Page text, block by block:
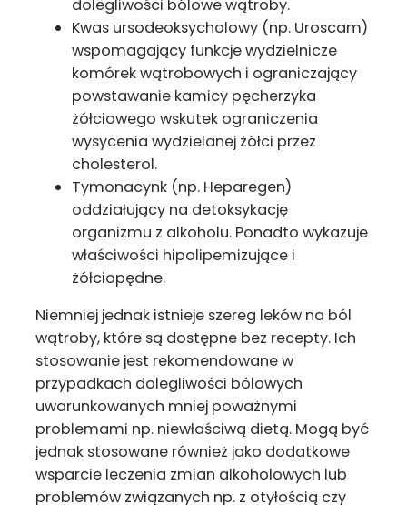
dolegliwości bólowe wątroby.
Kwas ursodeoksycholowy (np. Uroscam)
wspomagający funkcje wydzielnicze
komórek wątrobowych i ograniczający
powstawanie kamicy pęcherzyka
żółciowego wskutek ograniczenia
wysycenia wydzielanej żółci przez
cholesterol.
Tymonacynk (np. Heparegen)
oddziałujący na detoksykację
organizmu z alkoholu. Ponadto wykazuje
właściwości hipolipemizujące i
żółciopędne.
Niemniej jednak istnieje szereg leków na ból
wątroby, które są dostępne bez recepty. Ich
stosowanie jest rekomendowane w
przypadkach dolegliwości bólowych
uwarunkowanych mniej poważnymi
problemami np. niewłaściwą dietą. Mogą być
jednak stosowane również jako dodatkowe
wsparcie leczenia zmian alkoholowych lub
problemów związanych np. z otyłością czy